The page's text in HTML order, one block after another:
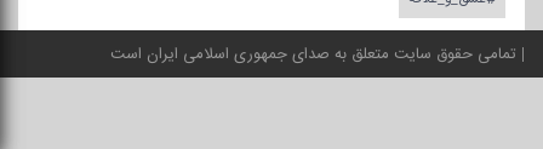
تمامی حقوق سایت متعلق به صدای جمهوری اسلامی ایران است